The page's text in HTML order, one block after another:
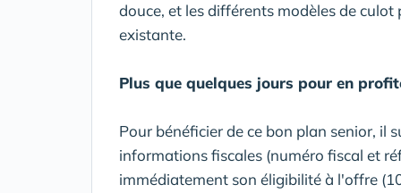
douce, et les différents modèles de
existante.
Plus que quelques jours pour en
Pour bénéficier de ce bon plan senior, il
informations fiscales (numéro fiscal et
immédiatement son éligibilité à l'offre